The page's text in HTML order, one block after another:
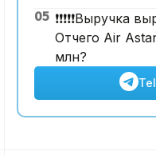
05
Отчего Air
млн?